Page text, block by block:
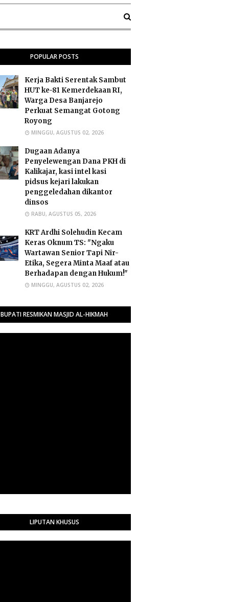
POPULAR POSTS
Kerja Bakti Serentak Sambut
HUT ke-81 Kemerdekaan RI,
Warga Desa Banjarejo
Perkuat Semangat Gotong
Royong
MINGGU, AGUSTUS 02, 2026
Dugaan Adanya
Penyelewengan Dana PKH di
Kalikajar, kasi intel kasi
pidsus kejari lakukan
penggeledahan dikantor
dinsos
RABU, AGUSTUS 05, 2026
​KRT Ardhi Solehudin Kecam
Keras Oknum TS: "Ngaku
Wartawan Senior Tapi Nir-
Etika, Segera Minta Maaf atau
Berhadapan dengan Hukum!"
MINGGU, AGUSTUS 02, 2026
BUPATI RESMIKAN MASJID AL-HIKMAH
LIPUTAN KHUSUS